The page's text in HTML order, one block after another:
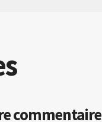
commentaire